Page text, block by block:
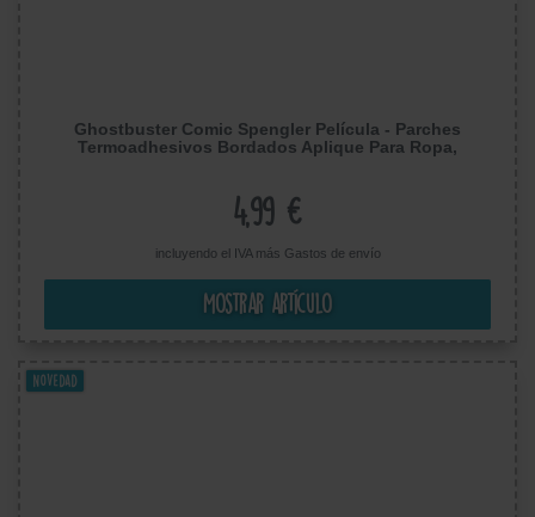
Ghostbuster Comic Spengler Película - Parches
Termoadhesivos Bordados Aplique Para Ropa,
4,99 €
incluyendo el IVA más Gastos de envío
Mostrar artículo
Novedad